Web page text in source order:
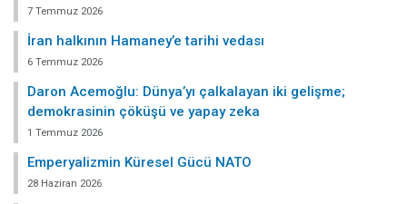
7 Temmuz 2026
İran halkının Hamaney’e tarihi vedası
6 Temmuz 2026
Daron Acemoğlu: Dünya’yı çalkalayan iki gelişme;
demokrasinin çöküşü ve yapay zeka
1 Temmuz 2026
Emperyalizmin Küresel Gücü NATO
28 Haziran 2026